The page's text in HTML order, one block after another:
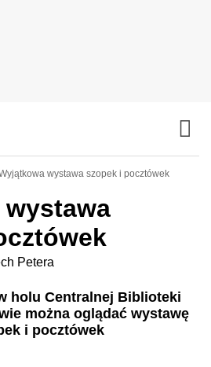
wystawa szopek i pocztówek
Petera
holu Centralnej Biblioteki
można oglądać wystawę
i pocztówek